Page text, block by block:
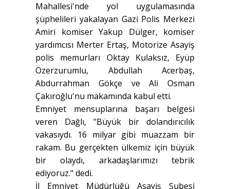
Mahallesi'nde yol uygulamasında
şüphelileri yakalayan Gazi Polis Merkezi
Amiri komiser Yakup Dülger, komiser
yardımcısı Merter Ertaş, Motorize Asayiş
polis memurları Oktay Kulaksız, Eyüp
Özerzurumlu, Abdullah Acerbaş,
Abdurrahman Gökçe ve Ali Osman
Çakıroğlu'nu makamında kabul etti.
Emniyet mensuplarına başarı belgesi
veren Dağlı, "Büyük bir dolandırıcılık
vakasıydı. 16 milyar gibi muazzam bir
rakam. Bu gerçekten ülkemiz için büyük
bir olaydı, arkadaşlarımızı tebrik
ediyoruz." dedi.
İl Emniyet Müdürlüğü Asayiş Şubesi